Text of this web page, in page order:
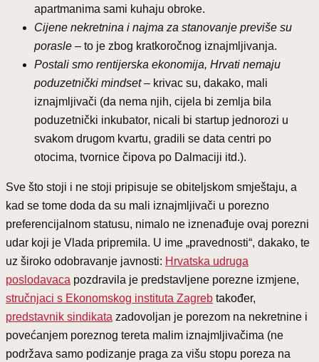
apartmanima sami kuhaju obroke.
Cijene nekretnina i najma za stanovanje previše su
porasle – to je zbog kratkoročnog iznajmljivanja.
Postali smo rentijerska ekonomija, Hrvati nemaju
poduzetnički mindset– krivac su, dakako, mali
iznajmljivači (da nema njih, cijela bi zemlja bila
poduzetnički inkubator, nicali bi startup jednorozi u
svakom drugom kvartu, gradili se data centri po
otocima, tvornice čipova po Dalmaciji itd.).
Sve što stoji i ne stoji pripisuje se obiteljskom smještaju, a
kad se tome doda da su mali iznajmljivači u porezno
preferencijalnom statusu, nimalo ne iznenađuje ovaj porezni
udar koji je Vlada pripremila. U ime „pravednosti“, dakako, te
uz široko odobravanje javnosti: Hrvatska udruga
poslodavaca pozdravila je predstavljene porezne izmjene,
stručnjaci s Ekonomskog instituta Zagreb također,
predstavnik sindikata zadovoljan je porezom na nekretnine i
povećanjem poreznog tereta malim iznajmljivačima (ne
podržava samo podizanje praga za višu stopu poreza na